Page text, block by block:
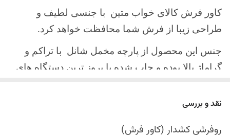
آینده
کاور فرش کالای خواب متین با جنسی لطیف و
طراحی زیبا از فرش شما محافظت خواهد کرد.
جنس این محصول از پارچه مخمل شانل با تراکم و
گراماژ بالا بوده و چاپ شده با بروز ترین دستگاه های
چهار گوشه این محصول با کش باکیفیت دوخته‌شده
نقد و بررسی
روفرشی کشدار (کاور فرش)